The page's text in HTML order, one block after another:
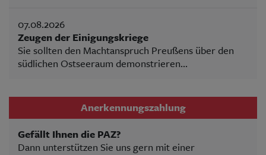
07.08.2026
Zeugen der Einigungskriege
Sie sollten den Machtanspruch Preußens über den
südlichen Ostseeraum demonstrieren...
Anerkennungszahlung
Gefällt Ihnen die PAZ?
Dann unterstützen Sie uns gern mit einer